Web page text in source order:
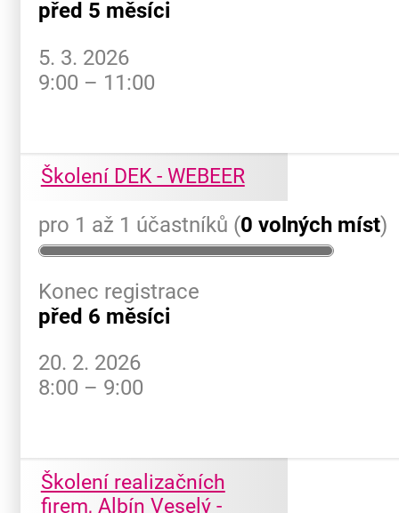
před 5 měsíci
5. 3. 2026
9:00 – 11:00
Školení DEK - WEBEER
pro 1 až 1 účastníků (0 volných míst)
Konec registrace
před 6 měsíci
20. 2. 2026
8:00 – 9:00
Školení realizačních
firem, Albín Veselý -